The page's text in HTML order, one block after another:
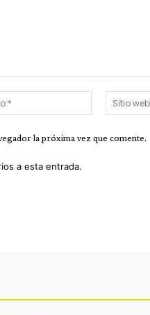
Correo
electrónico:*
la próxima vez que comente.
a esta entrada.